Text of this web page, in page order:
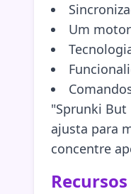
Um
"Sprunki
ajusta para
concentre